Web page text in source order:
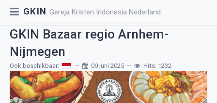
GKIN Gereja Kristen Indonesia Nederland
GKIN Bazaar regio Arnhem-
Nijmegen
Ook beschikbaar: 09 juni 2025 Hits: 1232